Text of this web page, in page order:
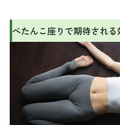
ぺたんこ座りで期待され